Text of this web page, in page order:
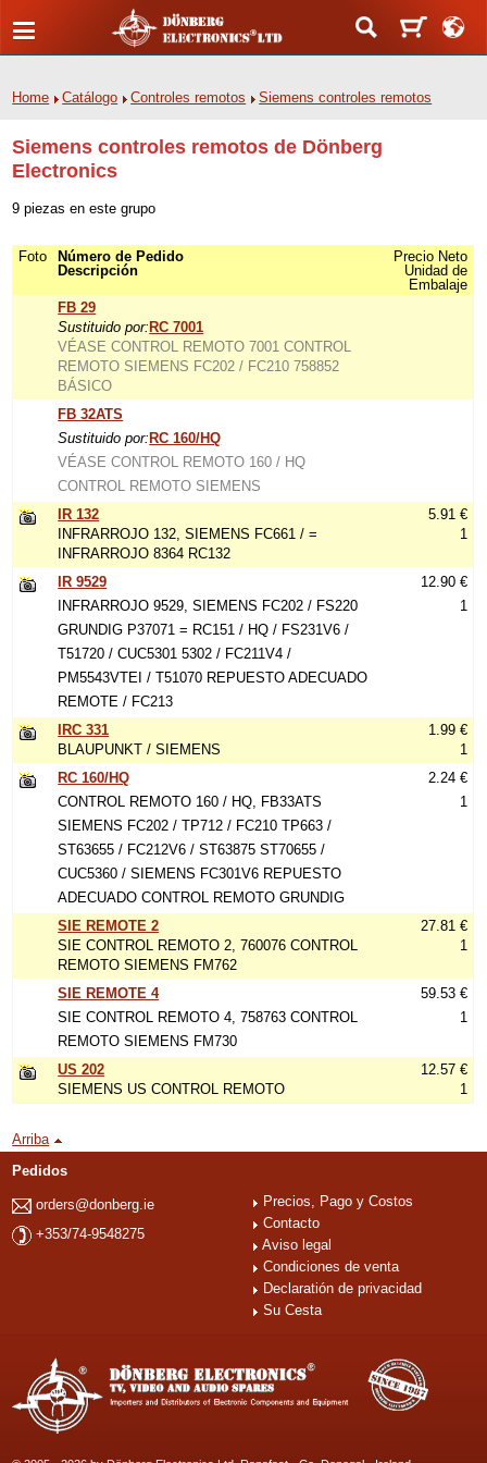
Home Catálogo Controles remotos Siemens controles remotos
Siemens controles remotos de Dönberg
Electronics
9 piezas en este grupo
Foto
Número de Pedido
Descripción
Precio Neto
Unidad de
Embalaje
FB 29
Sustituido por: RC 7001
VÉASE CONTROL REMOTO 7001 CONTROL
REMOTO SIEMENS FC202 / FC210 758852
BÁSICO
FB 32ATS
Sustituido por: RC 160/HQ
VÉASE CONTROL REMOTO 160 / HQ
CONTROL REMOTO SIEMENS
IR 132
INFRARROJO 132, SIEMENS FC661 / =
INFRARROJO 8364 RC132
5.91 €
1
IR 9529
INFRARROJO 9529, SIEMENS FC202 / FS220
GRUNDIG P37071 = RC151 / HQ / FS231V6 /
T51720 / CUC5301 5302 / FC211V4 /
PM5543VTEI / T51070 REPUESTO ADECUADO
REMOTE / FC213
12.90 €
1
IRC 331
BLAUPUNKT / SIEMENS
1.99 €
1
RC 160/HQ
CONTROL REMOTO 160 / HQ, FB33ATS
SIEMENS FC202 / TP712 / FC210 TP663 /
ST63655 / FC212V6 / ST63875 ST70655 /
CUC5360 / SIEMENS FC301V6 REPUESTO
ADECUADO CONTROL REMOTO GRUNDIG
2.24 €
1
SIE REMOTE 2
SIE CONTROL REMOTO 2, 760076 CONTROL
REMOTO SIEMENS FM762
27.81 €
1
SIE REMOTE 4
SIE CONTROL REMOTO 4, 758763 CONTROL
REMOTO SIEMENS FM730
59.53 €
1
US 202
SIEMENS US CONTROL REMOTO
12.57 €
1
Arriba
Pedidos
orders@donberg.ie
+353/74-9548275
Precios, Pago y Costos
Contacto
Aviso legal
Condiciones de venta
Declaratión de privacidad
Su Cesta